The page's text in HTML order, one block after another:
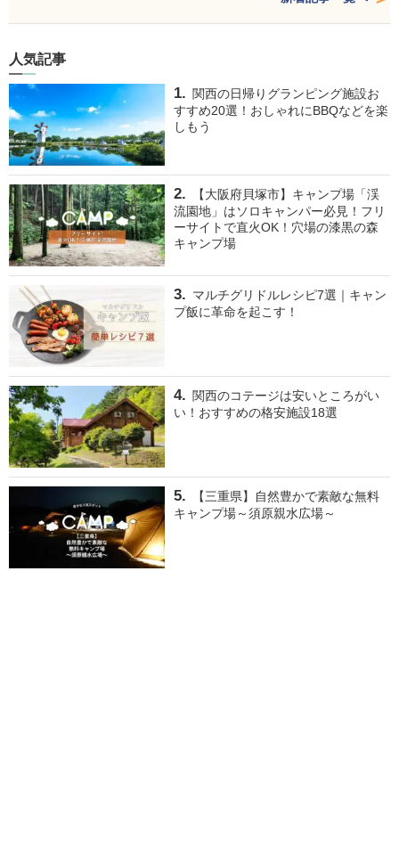
人気記事
関西の日帰りグランピング施設お
すすめ20選！おしゃれにBBQなどを楽
しもう
【大阪府貝塚市】キャンプ場「渓
流園地」はソロキャンパー必見！フリ
ーサイトで直火OK！穴場の漆黒の森
キャンプ場
マルチグリドルレシピ7選｜キャン
プ飯に革命を起こす！
関西のコテージは安いところがい
い！おすすめの格安施設18選
【三重県】自然豊かで素敵な無料
キャンプ場～須原親水広場～